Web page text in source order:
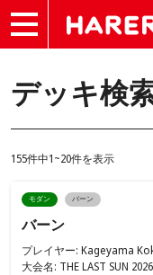
デッキ検
155件中1~20件を表示
モダン バーン
バーン
プレイヤー: Kageyama
大会名: THE LAST SUN